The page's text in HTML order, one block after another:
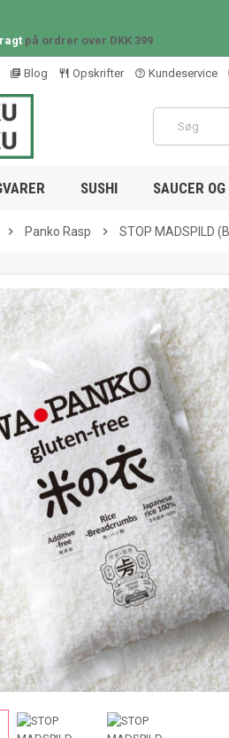
på ordrer over DKK 399
library_books Blog restaurant_outline
Opskrifter help_outline Kundeservice
SUSHI SAUCER OG
 Panko Rasp  STOP MADSPILD